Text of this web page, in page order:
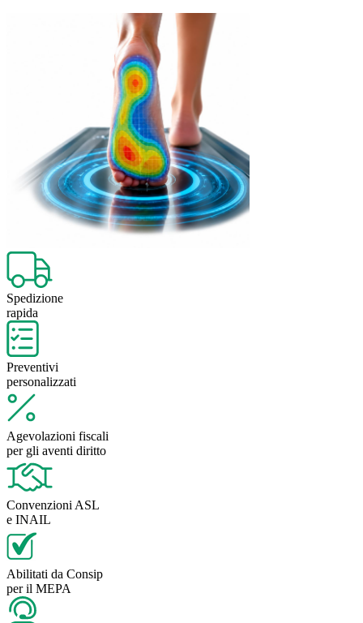
Spedizione
rapida
Preventivi
personalizzati
Agevolazioni fiscali
per gli aventi diritto
Convenzioni ASL
e INAIL
Abilitati da Consip
per il MEPA